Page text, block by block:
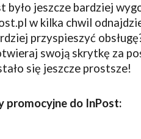
było jeszcze bardziej
w kilka chwil
przyspieszyć
swoją skrytkę za
się jeszcze prostsze!
promocyjne do InPost: